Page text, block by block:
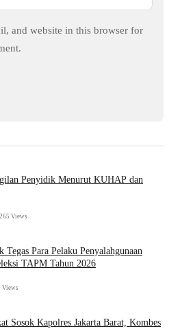
and website in this browser for
Penyidik Menurut KUHAP dan
265 Views
Para Pelaku Penyalahgunaan
TAPM Tahun 2026
Views
Sosok Kapolres Jakarta Barat, Kombes